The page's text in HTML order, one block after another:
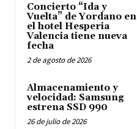
Concierto “Ida y
Vuelta” de Yordano en
el hotel Hesperia
Valencia tiene nueva
fecha
2 de agosto de 2026
Almacenamiento y
velocidad: Samsung
estrena SSD 990
26 de julio de 2026